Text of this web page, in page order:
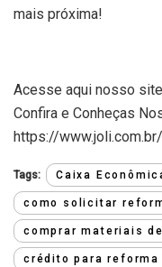
mais próxima!
Acesse aqui nosso
Confira e Conheças
https://
Tags: Caixa
como solicitar
comprar materiais
crédito para reforma